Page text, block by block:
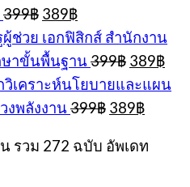
399฿ Original
price
was:
399฿.
389฿Current
price
is:
389฿.
ช่วย เอกฟิสิกส์ สำนักงาน
าขั้นพื้นฐาน 399฿ Original
was:
399฿.
389฿
is:
เคราะห์นโยบายและแผน
งพลังงาน 399฿ Original
was:
389฿
is:
รวม 272 ฉบับ อัพเดท